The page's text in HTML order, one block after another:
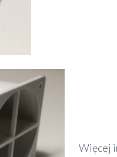
Więcej